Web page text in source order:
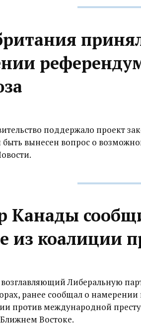
поддержало проект
вынесен вопрос о
Канады
из коалиции
Либеральную
ранее сообщал о намерении
против международной
Востоке.